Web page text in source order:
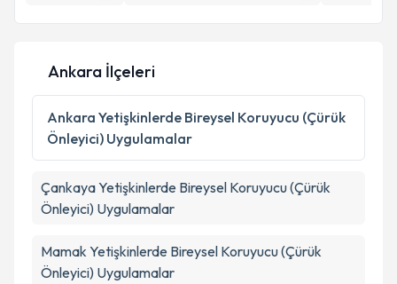
E-posta Adresiniz
Kişisel verilerimin işlenmesine ilişkin
Aydınlatma
Metni'ni okudum ve kişisel verilerimin belirtilen
kapsamda işlenmesini kabul ediyorum.
Takvim Talebini Gönder
Ankara İlçeleri
Ankara Yetişkinlerde Bireysel Koruyucu (Çürük
Önleyici) Uygulamalar
ÇankayaYetişkinlerde Bireysel Koruyucu (Çürük
Önleyici) Uygulamalar
Mamak Yetişkinlerde Bireysel Koruyucu (Çürük
Önleyici) Uygulamalar